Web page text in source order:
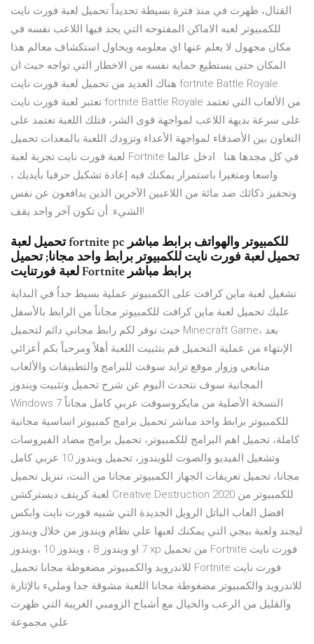
القتال، ظهرت في منذ فترة بسيطة تحديداً تحميل لعبة فورت نايت
للكمبيوتر لعبه الاماكن المفتوحه التي يجد فيها اللاعب نفسه في
مكان مجهول لا يعلم عنها اي معلومه ويحاول استكشاف معالم هذا
المكان حتى يستطيع حمايه نفسه من الاخطار التي تواجه حيث ان
هناك العديد من تحميل لعبة فورت نايت fortnite Battle Royale.
تعتبر لعبة فورت نايت fortnite Battle Royale من الألعاب التي تعتمد
على سرعة بديهة اللاعب لمواجهة قوى الشر، فتلك اللعبة تعتمد على
التعاون بين الأصدقاء لمواجهة الأعداء وتزودك اللعبة بالمعدات تحميل
لعبة فورت نايت تجربة لعبة Fortnite في كل مجدها هنا . ادخل عالما
واسعا ومتغيرا باستمرار يمكنك فيه إعادة تشكيل حرفيا بأيديك ،
وتحفيز ذكائك ضد مائة من اللاعبين الآخرين الذين يدافعون عن نفس
الشيء: أن تكون آخر واحد يقف!
تحميل لعبة fortnite pc للكمبيوتر والهواتف برابط مباشر
تحميل لعبة فورت نايت للكمبيوتر برابط واحد مجانا; تحميل
تشغيل لعبة ماين كرافت على الكمبيوتر عملية بسيط جداُ في البداية
عليك تحميل لعبة ماين كرافت للكمبيوتر مجاناً من الرابط بالأسفل
حيث نوفر لكم رابط مجاني دائم لتحميل Minecraft Game، بعد
الإنتهاء من عملية التحميل قم بتثبيت اللعبة أهلاً ومرحباً بكم أعزائي
متابعي وزوار موقع ترايد سوفت للبرامج والتطبيقات والألعاب
المجانية سوف نتحدث اليوم عن شرح تحميل وتثبيت ويندوز
Windows 7 النسخة الأصلية من مايكروسوفت عربي كامل مجاناً
للكمبيوتر برابط واحد مباشر تحميل برامج كمبيوتر اساسية مجانية
كاملة، تحميل اهم البرامج للكمبيوتر، تحميل برامج مضاد الفيروسات
وتشغيل الفيديو والصوت للويندوز، تحميل ويندوز 10 عربي كامل
مجانا، تحميل تعريفات الجهاز الكمبيوتر مجانا من النت، تنزيل تحميل
لعبة كريتف ديستركشن Creative Destruction 2020 للكمبيوتر من
افضل العاب الباتل الرويل الجديدة التي شبيه فورت نايت وابكس
ليجند ولعبة ببجي التي يمكنك لعبها علي نظام ويندوز من خلال ويندوز
7 او ويندوز 8 ، ويندوز 10 ،ويندوز xp من تحميل Fortnite فورت نايت
للاندرويد والكمبيوتر مضغوطة مجانا تحميل Fortnite فورت نايت
للاندرويد والكمبيوتر مضغوطة مجانا اللعبة مشوقة جدا ومليء بالإثارة
والقليل من الرعب والخيال مع أشباح الزومبي الغريبة التي ظهرت
علي مجموعة